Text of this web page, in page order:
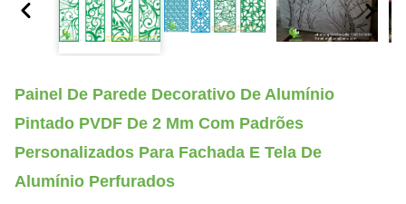
Painel De Parede Decorativo De Alumínio
Pintado PVDF De 2 Mm Com Padrões
Personalizados Para Fachada E Tela De
Alumínio Perfurados